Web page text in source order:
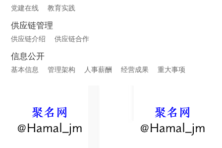
党建在线 教育实践
供应链管理
供应链介绍 供应链合作
信息公开
基本信息 管理架构 人事薪酬 经营成果 重大事项